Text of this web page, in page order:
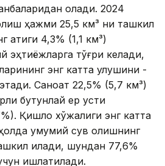
олади. 2024
ҳажми 25,5 км³ ни ташкил
атиги 4,3% (1,1 км³)
эҳтиёжларга тўғри келади,
энг катта улушини -
Саноат 22,5% (5,7 км³)
бутунлай ер усти
Қишлоқ хўжалиги энг катта
умумий сув олишнинг
қилади, шундан 77,6%
ишлатилади.